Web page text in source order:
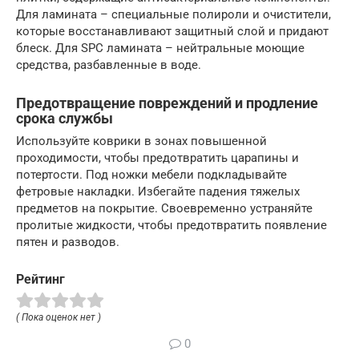
Для ламината – специальные полироли и очистители,
которые восстанавливают защитный слой и придают
блеск. Для SPC ламината – нейтральные моющие
средства, разбавленные в воде.
Предотвращение повреждений и продление
срока службы
Используйте коврики в зонах повышенной
проходимости, чтобы предотвратить царапины и
потертости. Под ножки мебели подкладывайте
фетровые накладки. Избегайте падения тяжелых
предметов на покрытие. Своевременно устраняйте
пролитые жидкости, чтобы предотвратить появление
пятен и разводов.
Рейтинг
( Пока оценок нет )
0